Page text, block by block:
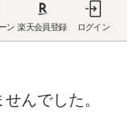
ン 楽天会員登録 ログイン
んでした。